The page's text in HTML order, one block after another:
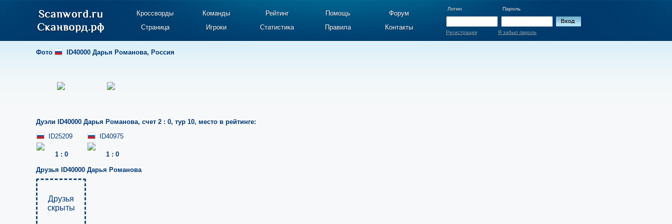
Кроссворды Команды Рейтинг Помощь
Форум
Страница
Игроки Статистика Правила Контакты
Логин Пароль
Регистрация Я забыл пароль
Фото ID40000 Дарья Романова, Россия
Дуэли ID40000 Дарья Романова, счет 2 : 0, тур 10, место в рейтинге:
ID25209
1 : 0
ID40975
1 : 0
Друзья ID40000 Дарья Романова
Друзья
скрыты